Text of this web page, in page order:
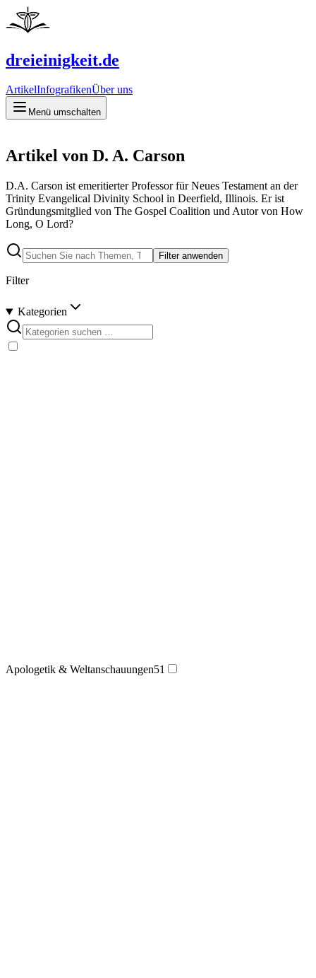
dreieinigkeit.de
ArtikelInfografikenÜber uns
Menü umschalten
Artikel von D. A. Carson
D.A. Carson ist emeritierter Professor für Neues Testament an der
Trinity Evangelical Divinity School in Deerfield, Illinois. Er ist
Gründungsmitglied von The Gospel Coalition und Autor von How
Long, O Lord?
Filter anwenden
Filter
Kategorien
Apologetik & Weltanschauungen51